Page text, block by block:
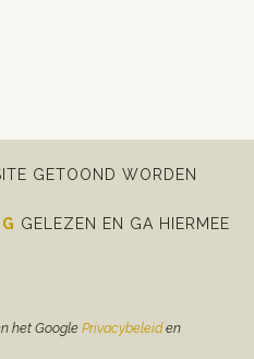
GETOOND WORDEN
GELEZEN EN GA HIERMEE
het GooglePrivacybeleiden